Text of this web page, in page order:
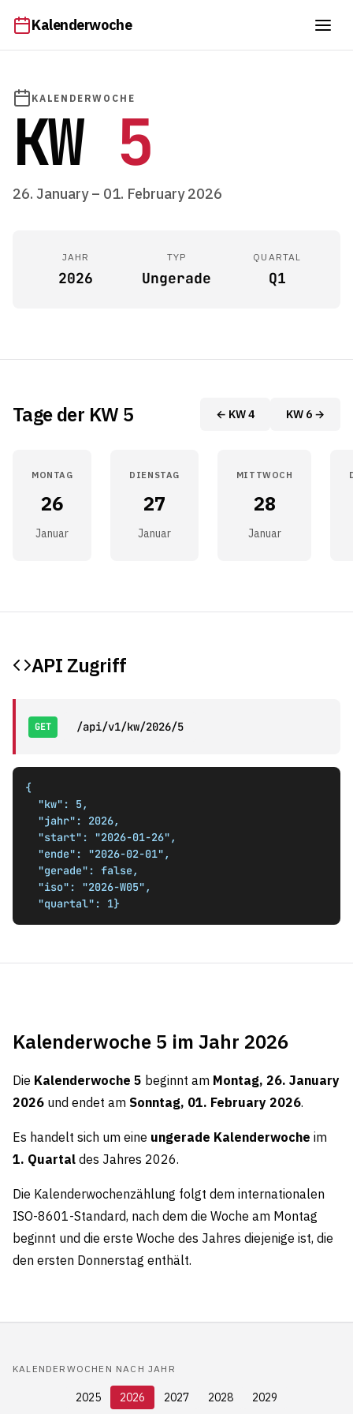
Kalenderwoche
KALENDERWOCHE
KW 5
26. January – 01. February 2026
JAHR
2026
TYP
Ungerade
QUARTAL
Q1
Tage der KW 5 ← KW 4 KW 6 →
MONTAG
26
Januar
DIENSTAG
27
Januar
MITTWOCH
28
Januar
API Zugriff
GET /api/v1/kw/2026/5
{
  "quartal": 1}
Kalenderwoche 5 im Jahr 2026
Die Kalenderwoche 5 beginnt am Montag, 26. January
2026 und endet am Sonntag, 01. February 2026.
Es handelt sich um eine ungerade Kalenderwoche im
1. Quartal des Jahres 2026.
Die Kalenderwochenzählung folgt dem internationalen
ISO-8601-Standard, nach dem die Woche am Montag
beginnt und die erste Woche des Jahres diejenige ist, die
den ersten Donnerstag enthält.
KALENDERWOCHEN NACH JAHR
2025 2026 2027 2028 2029